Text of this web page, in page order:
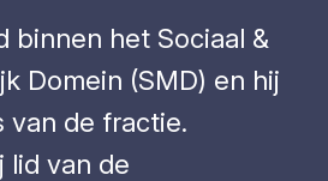
binnen het Sociaal &
Domein (SMD) en hij
van de fractie.
lid van de